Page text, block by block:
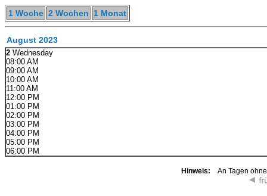
1 Woche 2 Wochen 1 Monat
August 2023
2 Wednesday
08:00 AM
09:00 AM
10:00 AM
11:00 AM
12:00 PM
01:00 PM
02:00 PM
03:00 PM
04:00 PM
05:00 PM
06:00 PM
Hinweis: An Tagen